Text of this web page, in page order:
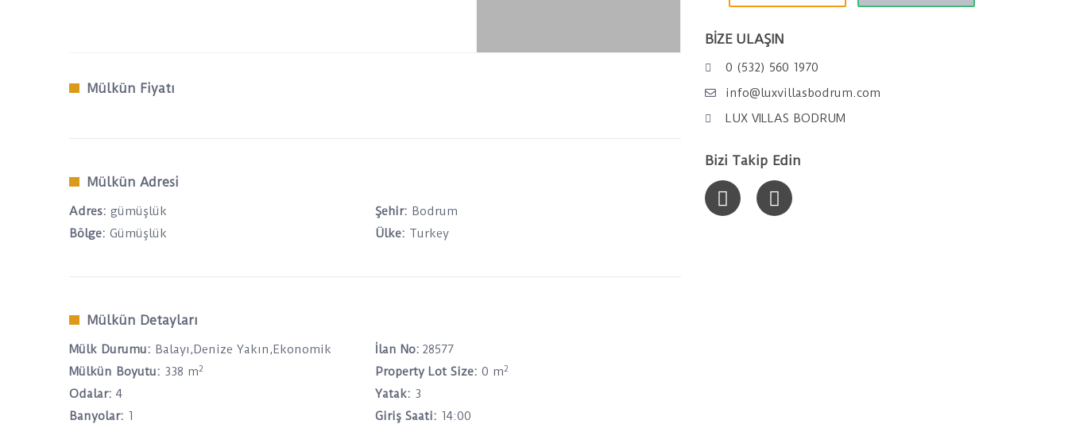
Mülkün Fiyatı
Mülkün Adresi
Adres: gümüşlük Şehir: Bodrum
Bölge: Gümüşlük Ülke: Turkey
Mülkün Detayları
Mülk Durumu: Balayı,Denize Yakın,Ekonomik İlan No: 28577
Mülkün Boyutu: 338 m2 Property Lot Size: 0 m2
Odalar: 4 Yatak: 3
Banyolar: 1 Giriş Saati: 14:00
BİZE ULAŞIN
0 (532) 560 1970
info@luxvillasbodrum.com
LUX VILLAS BODRUM
Bizi Takip Edin